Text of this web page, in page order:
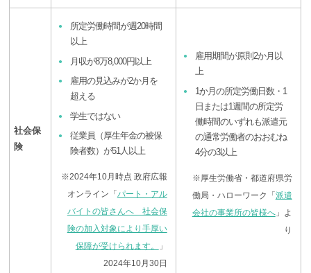
社会保
険
所定労働時間が週20時間
以上
月収が8万8,000円以上
雇用の見込みが2か月を
超える
学生ではない
従業員（厚生年金の被保
険者数）が51人以上
※2024年10月時点 政府広報
オンライン「 パート・アル
バイトの皆さんへ 社会保
険の加入対象により手厚い
保障が受けられます。 」
2024年10月30日
雇用期間が原則2か月以
上
1か月の所定労働日数・1
日または1週間の所定労
働時間のいずれも派遣元
の通常労働者のおおむね
4分の3以上
※厚生労働省・都道府県労
働局・ハローワーク「 派遣
会社の事業所の皆様へ」よ
り